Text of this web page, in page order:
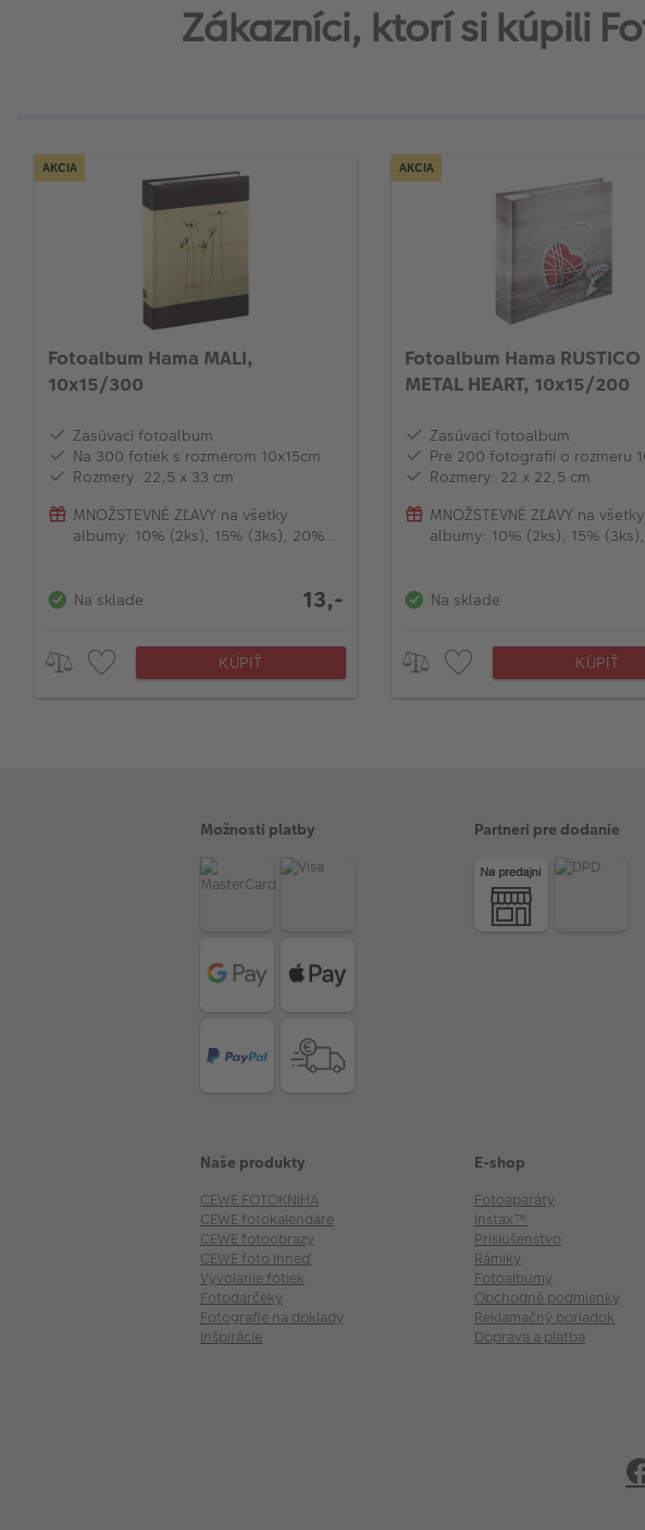
Zákazníci, ktorí si kúpili
AKCIA
Fotoalbum Hama MALI,
10x15/300
Zasúvací fotoalbum
Na 300 fotiek s rozmerom 10x15cm
Rozmery: 22,5 x 33 cm
MNOŽSTEVNÉ ZĽAVY na všetky
albumy: 10% (2ks), 15% (3ks), 20%
Na sklade 13,-
KÚPIŤ
AKCIA
Fotoalbum Hama RUSTICO
METAL HEART, 10x15/200
Zasúvací fotoalbum
Pre 200 fotografií o rozmeru
Rozmery: 22 x 22,5 cm
MNOŽSTEVNÉ ZĽAVY na všetky
albumy: 10% (2ks), 15%
Na sklade
KÚPIŤ
Možnosti platby Partneri pre dodanie
Naše produkty
CEWE FOTOKNIHA
CEWE fotokalendáre
CEWE fotoobrazy
CEWE foto ihneď
Vyvolanie fotiek
Fotodarčeky
Fotografie na doklady
Inšpirácie
E-shop
Fotoaparáty
Instax™
Prislušenstvo
Rámiky
Fotoalbumy
Obchodné podmienky
Reklamačný poriadok
Doprava a platba